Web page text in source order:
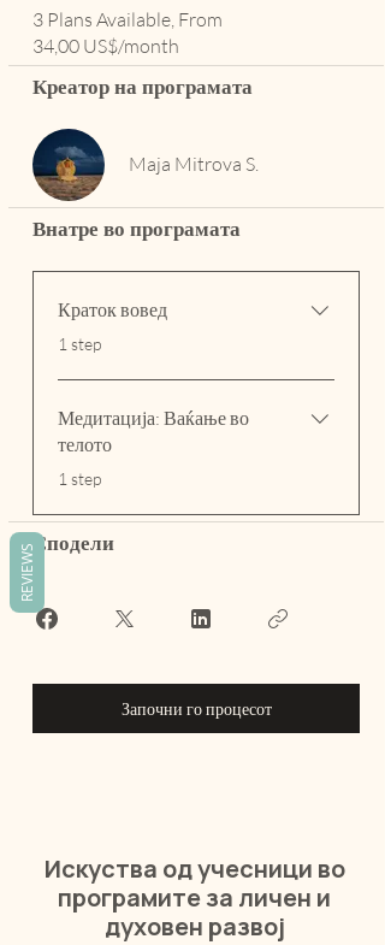
3 Plans Available, From
34,00 US$/month
Креатор на програмата
Maja Mitrova S.
Внатре во програмата
Краток вовед
.1 step
Медитација: Ваќање во
телото
.1 step
Сподели
Започни го процесот
Искуства од учесници во
програмите за личен и
духовен развој
REVIEWS